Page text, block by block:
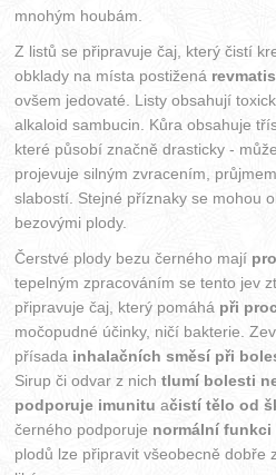
mnohým houbám.
Z listů se připravuje čaj, který čistí
obklady na místa postižená
ovšem jedovaté. Listy obsahují
alkaloid sambucin. Kůra obsahuje
které působí značně drasticky -
projevuje silným zvracením,
slabostí. Stejné příznaky se mohou
bezovými plody.
Čerstvé plody bezu černého mají
tepelným zpracováním se tento jev
připravuje čaj, který pomáhá při
močopudné účinky, ničí bakterie.
přísada inhalačních směsí při
Sirup či odvar z nichtlumí bolesti
podporuje imunitu ačistí tělo od
černého podporuje normální
plodů lze připravit všeobecně dobře